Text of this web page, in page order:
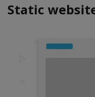
Static